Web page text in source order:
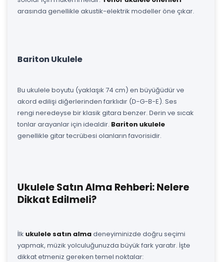
arasında genellikle akustik-elektrik modeller öne çıkar.
Bariton Ukulele
Bu ukulele boyutu (yaklaşık 74 cm) en büyüğüdür ve
akord edilişi diğerlerinden farklıdır (D-G-B-E). Ses
rengi neredeyse bir klasik gitara benzer. Derin ve sıcak
tonlar arayanlar için idealdir. Bariton ukulele
genellikle gitar tecrübesi olanların favorisidir.
Ukulele Satın Alma Rehberi: Nelere
Dikkat Edilmeli?
İlk ukulele satın alma deneyiminizde doğru seçimi
yapmak, müzik yolculuğunuzda büyük fark yaratır. İşte
dikkat etmeniz gereken temel noktalar: